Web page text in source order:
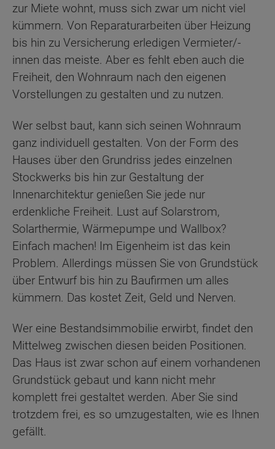
zur Miete wohnt, muss sich zwar um nicht viel
kümmern. Von Reparaturarbeiten über Heizung
bis hin zu Versicherung erledigen Vermieter/-
innen das meiste. Aber es fehlt eben auch die
Freiheit, den Wohnraum nach den eigenen
Vorstellungen zu gestalten und zu nutzen.
Wer selbst baut, kann sich seinen Wohnraum
ganz individuell gestalten. Von der Form des
Hauses über den Grundriss jedes einzelnen
Stockwerks bis hin zur Gestaltung der
Innenarchitektur genießen Sie jede nur
erdenkliche Freiheit. Lust auf Solarstrom,
Solarthermie, Wärmepumpe und Wallbox?
Einfach machen! Im Eigenheim ist das kein
Problem. Allerdings müssen Sie von Grundstück
über Entwurf bis hin zu Baufirmen um alles
kümmern. Das kostet Zeit, Geld und Nerven.
Wer eine Bestandsimmobilie erwirbt, findet den
Mittelweg zwischen diesen beiden Positionen.
Das Haus ist zwar schon auf einem vorhandenen
Grundstück gebaut und kann nicht mehr
komplett frei gestaltet werden. Aber Sie sind
trotzdem frei, es so umzugestalten, wie es Ihnen
gefällt.